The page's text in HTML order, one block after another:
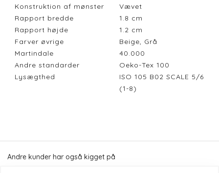
Konstruktion af mønster
Vævet
Rapport bredde
1.8 cm
Rapport højde
1.2 cm
Farver øvrige
Beige, Grå
Martindale
40.000
Andre standarder
Oeko-Tex 100
Lysægthed
ISO 105 B02 SCALE 5/6
(1-8)
Andre kunder har også kigget på